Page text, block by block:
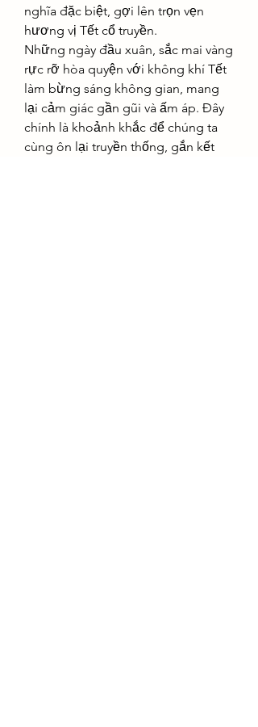
nghĩa đặc biệt, gợi lên trọn vẹn
hương vị Tết cổ truyền.
Những ngày đầu xuân, sắc mai vàng
rực rỡ hòa quyện với không khí Tết
làm bừng sáng không gian, mang
lại cảm giác gần gũi và ấm áp. Đây
chính là khoảnh khắc để chúng ta
cùng ôn lại truyền thống, gắn kết